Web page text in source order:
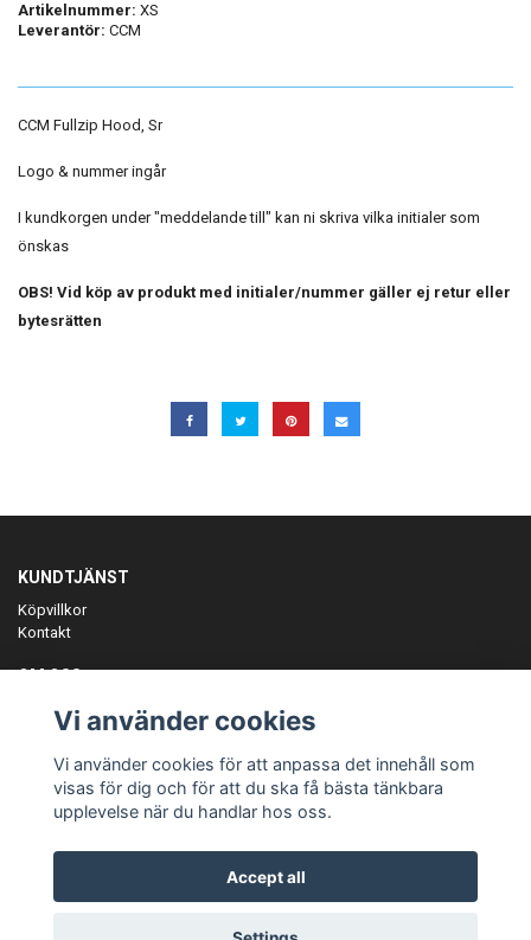
Artikelnummer: XS
Leverantör: CCM
CCM Fullzip Hood, Sr
Logo & nummer ingår
I kundkorgen under "meddelande till" kan ni skriva vilka initialer som
önskas
OBS! Vid köp av produkt med initialer/nummer gäller ej retur eller
bytesrätten
KUNDTJÄNST
Köpvillkor
Kontakt
OM OSS
ANMÄL DIG TILL VÅRT NYHETSBREV
Prenumerera
Vi använder cookies
Vi använder cookies för att anpassa det innehåll som
visas för dig och för att du ska få bästa tänkbara
upplevelse när du handlar hos oss.
Accept all